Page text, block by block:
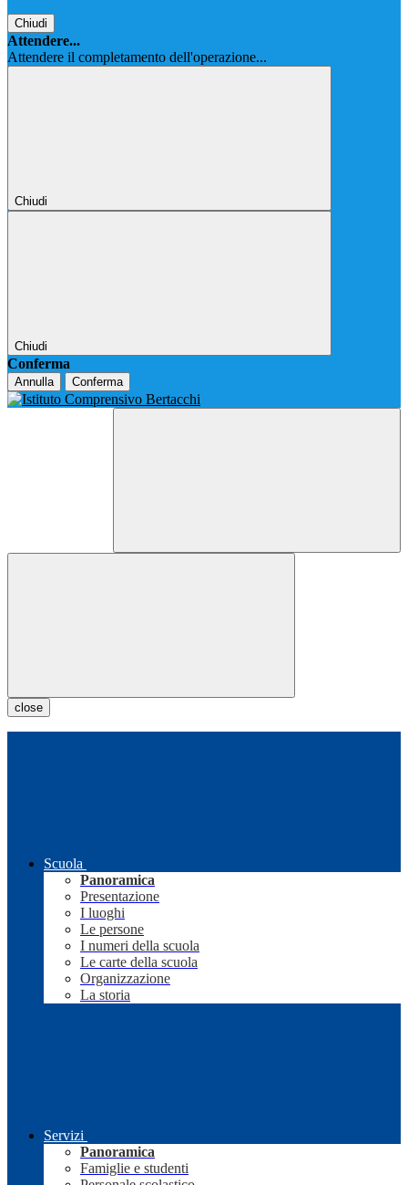
Chiudi
Attendere...
Attendere il completamento dell'operazione...
Chiudi
Chiudi
Conferma
Annulla Conferma
close
Scuola
Panoramica
Presentazione
I luoghi
Le persone
I numeri della scuola
Le carte della scuola
Organizzazione
La storia
Servizi
Panoramica
Famiglie e studenti